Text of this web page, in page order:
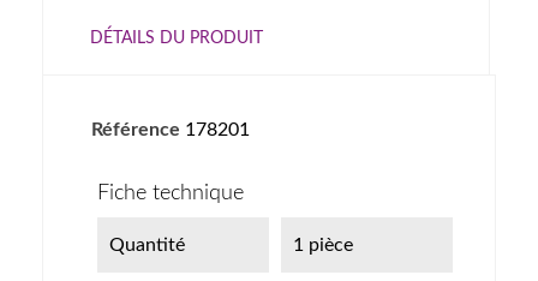
DÉTAILS DU PRODUIT
Référence 178201
Fiche technique
Quantité 1 pièce